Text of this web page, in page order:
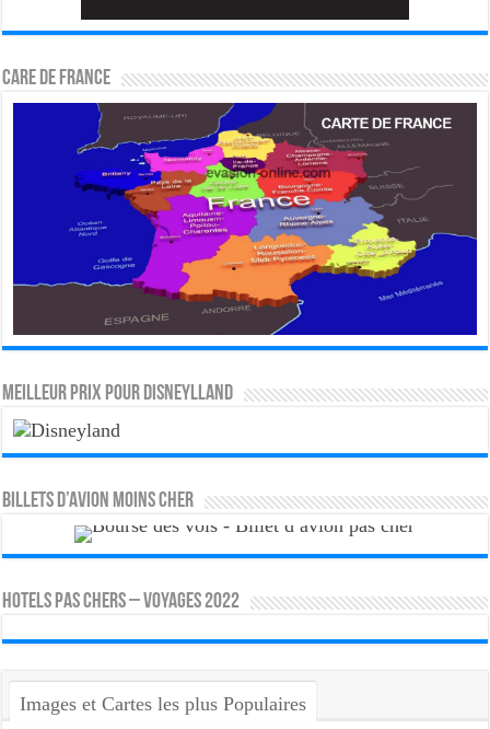
CARE DE FRANCE
MEILLEUR PRIX POUR DISNEYLLAND
Billets d’avion moins cher
HOTELS PAS CHERS – VOYAGES 2022
Images et Cartes les plus Populaires